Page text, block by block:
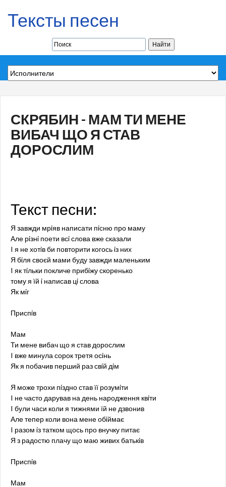
Тексты песен
СКРЯБИН - МАМ ТИ МЕНЕ
ВИБАЧ ЩО Я СТАВ
ДОРОСЛИМ
Текст песни:
Я завжди мрiяв написати пiсню про маму
Але рiзнi поети всi слова вже сказали
I я не хотiв би повторити когось iз них
Я бiля своєй мами буду завжди маленьким
I як тiльки покличе прибiжу скоренько
тому я їй i написав цi слова
Як мiг
Приспiв
Мам
Ти мене вибач що я став дорослим
I вже минула сорок третя осiнь
Як я побачив перший раз свiй дiм
Я може трохи пiздно став її розумiти
I не часто дарував на день народження квiти
I були часи коли я тижнями їй не дзвонив
Але тепер коли вона мене обiймає
I разом iз татком щось про внучку питає
Я з радостю плачу що маю живих батькiв
Приспiв
Мам